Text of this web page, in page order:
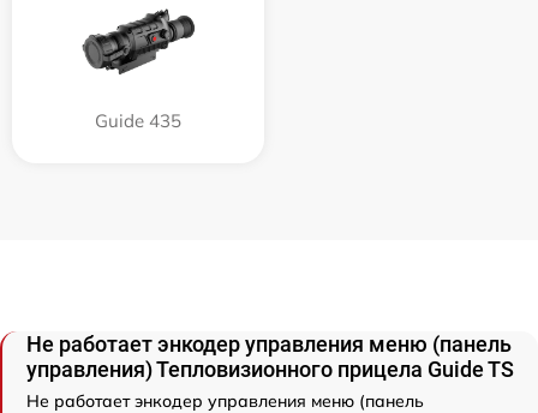
Guide 435
Не работает энкодер управления меню (панель
управления) Тепловизионного прицела Guide TS
Не работает энкодер управления меню (панель